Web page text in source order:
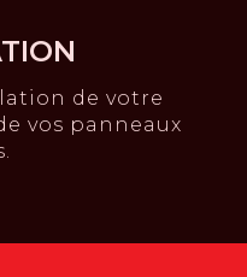
de votre
vos panneaux